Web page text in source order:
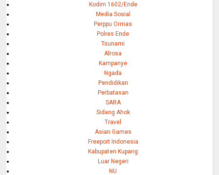
Kodim 1602/Ende
Media Sosial
Perppu Ormas
Polres Ende
Tsunami
Alrosa
Kampanye
Ngada
Pendidikan
Perbatasan
SARA
Sidang Ahok
Travel
Asian Games
Freeport Indonesia
Kabupaten Kupang
Luar Negeri
NU